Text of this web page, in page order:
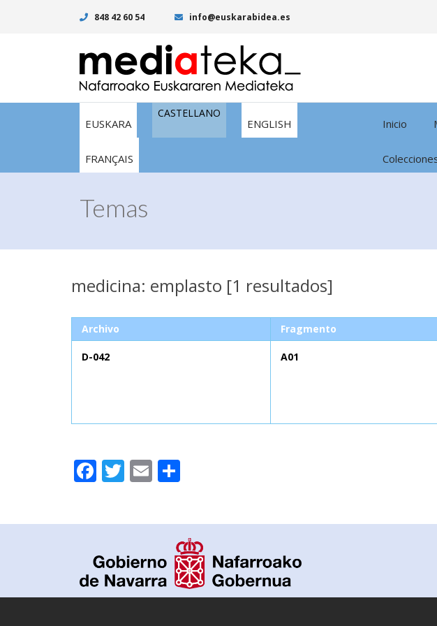
848 42 60 54 info@euskarabidea.es
EUSKARA
CASTELLANO
ENGLISH
FRANÇAIS
Inicio
Temas
medicina: emplasto [1 resultados]
Archivo Fragmento
D-042 A01
Facebook
Twitter
Email